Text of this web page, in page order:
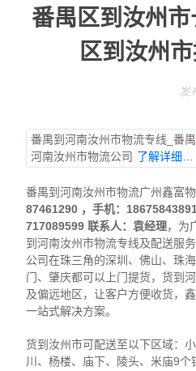
番禺区到汝州
区到汝州
发
番禺到河南汝州市物流专线_番
河南汝州市物流公司 了解详细…
番禺到河南汝州市物流广州鑫富物
87461290 ，手机：
717089599 联系人：袁经理，为
到河南汝州市物流专线及配送服
公司在珠三角的深圳、佛山、珠
门、肇庆都可以上门提货，货到
及偏远地区，让客户方便收货，
一站式解决方案。
货到汝州市可配送至以下区域：
川、杨楼、庙下、陵头、米庙9个